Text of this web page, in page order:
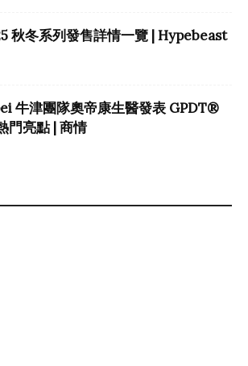
秋冬系列發售詳情一覽 | Hypebeast
牛津團隊奧帝康生醫發表 GPDT®
門亮點 | 商情